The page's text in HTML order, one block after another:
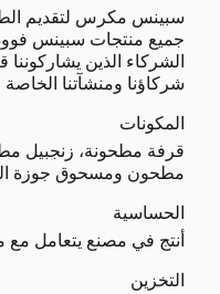
سبينس مكرس لتقديم
جميع منتجات سبينس فوود
الشركاء الذين يشاركوننا
شركاؤنا ومنشآتنا
المكونات
قرفة مطحونة، زنجبيل
مطحون ومسحوق جوزة
الحساسية
أنتج في مصنع يتعامل
التخزين